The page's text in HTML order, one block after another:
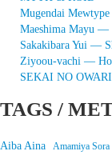
Mugendai
Maeshima Mayu —
Sakakibara Yui —
Ziyoou-vachi —
SEKAI NO
TAGS /
Aiba Aina Amamiya Sora